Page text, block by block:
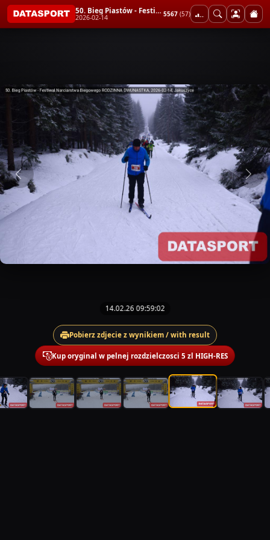
50. Bieg Piastów - Festiwal Narciarstwa Biegowego RODZINNA DWUNASTKA
2026-02-14 5567 (57)
14.02.26 09:59:02
Pobierz zdjecie z wynikiem / with result
Kup oryginal w pelnej rozdzielczosci 5 zl HIGH-RES